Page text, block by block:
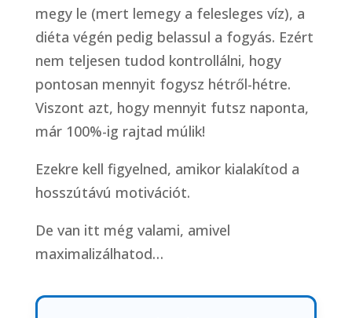
megy le (mert lemegy a felesleges víz), a
diéta végén pedig belassul a fogyás. Ezért
nem teljesen tudod kontrollálni, hogy
pontosan mennyit fogysz hétről-hétre.
Viszont azt, hogy mennyit futsz naponta,
már 100%-ig rajtad múlik!
Ezekre kell figyelned, amikor kialakítod a
hosszútávú motivációt.
De van itt még valami, amivel
maximalizálhatod…